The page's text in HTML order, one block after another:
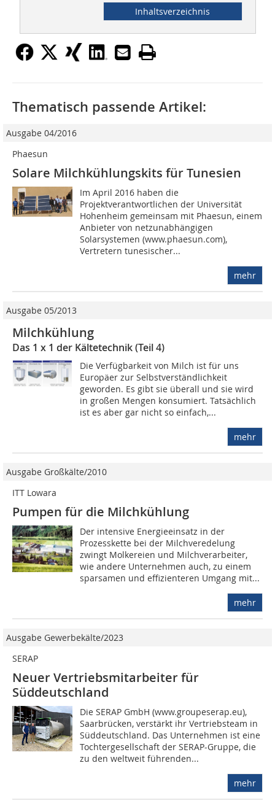
Inhaltsverzeichnis
Thematisch passende Artikel:
Ausgabe 04/2016
Phaesun
Solare Milchkühlungskits für Tunesien
Im April 2016 haben die
Projektverantwortlichen der Universität
Hohenheim gemeinsam mit Phae­sun, einem
Anbieter von netzunabhängigen
Solarsystemen (www.phaesun.com),
Vertretern tunesischer...
mehr
Ausgabe 05/2013
Milchkühlung
Das 1 x 1 der Kältetechnik (Teil 4)
Die Verfügbarkeit von Milch ist für uns
Europäer zur Selbstverständlichkeit
geworden. Es gibt sie überall und sie wird
in großen Mengen konsumiert. Tatsächlich
ist es aber gar nicht so einfach,...
mehr
Ausgabe Großkälte/2010
ITT Lowara
Pumpen für die Milchkühlung
Der intensive Energieeinsatz in der
Prozesskette bei der Milchveredelung
zwingt Molke­reien und Milchverarbeiter,
wie andere Unternehmen auch, zu einem
sparsamen und effizienteren Umgang mit...
mehr
Ausgabe Gewerbekälte/2023
SERAP
Neuer Vertriebsmitarbeiter für
Süddeutschland
Die SERAP GmbH (www.groupeserap.eu),
Saarbrücken, verstärkt ihr Vertriebsteam in
Süddeutschland. Das Unternehmen ist eine
Tochtergesellschaft der SERAP-Gruppe, die
zu den weltweit führenden...
mehr